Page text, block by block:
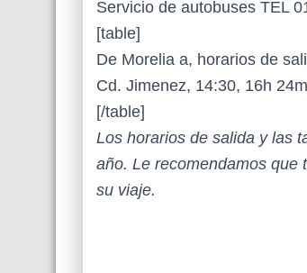
Servicio de autobuses TEL
[table]
De Morelia a, horarios de
Cd. Jimenez, 14:30, 16h
[/table]
Los horarios de salida y las
año. Le recomendamos que
su viaje.